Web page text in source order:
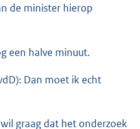
de minister hierop
een halve minuut.
Dan moet ik echt
graag dat het onderzoek